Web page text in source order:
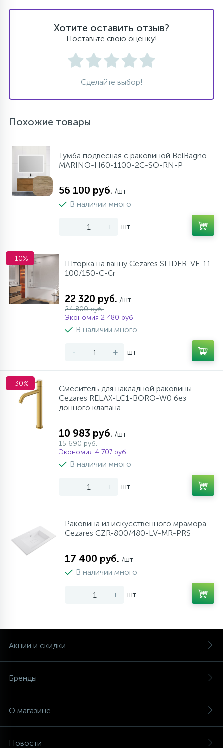
Хотите оставить отзыв?
Поставьте свою оценку!
Сделайте выбор!
Похожие товары
Тумба подвесная с раковиной BelBagno
MARINO-H60-1100-2C-SO-RN-P
56 100 руб. /шт
В наличии много
- + шт
-10%
Шторка на ванну Cezares SLIDER-VF-11-
100/150-C-Cr
22 320 руб. /шт
24 800 руб.
Экономия 2 480 руб.
В наличии много
- + шт
-30%
Смеситель для накладной раковины
Cezares RELAX-LC1-BORO-W0 без
донного клапана
10 983 руб. /шт
15 690 руб.
Экономия 4 707 руб.
В наличии много
- + шт
Раковина из искусственного мрамора
Cezares CZR-800/480-LV-MR-PRS
17 400 руб. /шт
В наличии много
- + шт
Акции и скидки
Бренды
О магазине
Новости